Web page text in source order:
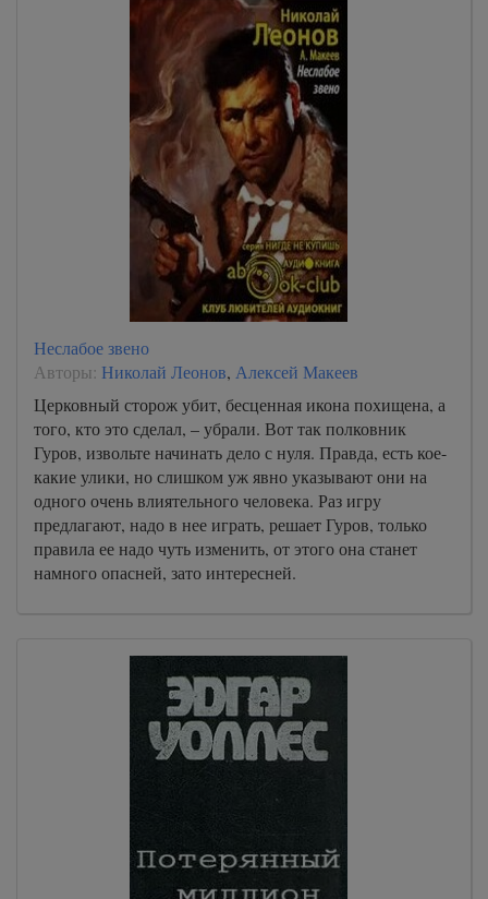
Неслабое звено
Авторы: Николай Леонов, Алексей Макеев
Церковный сторож убит, бесценная икона похищена, а
того, кто это сделал, – убрали. Вот так полковник
Гуров, извольте начинать дело с нуля. Правда, есть кое-
какие улики, но слишком уж явно указывают они на
одного очень влиятельного человека. Раз игру
предлагают, надо в нее играть, решает Гуров, только
правила ее надо чуть изменить, от этого она станет
намного опасней, зато интересней.